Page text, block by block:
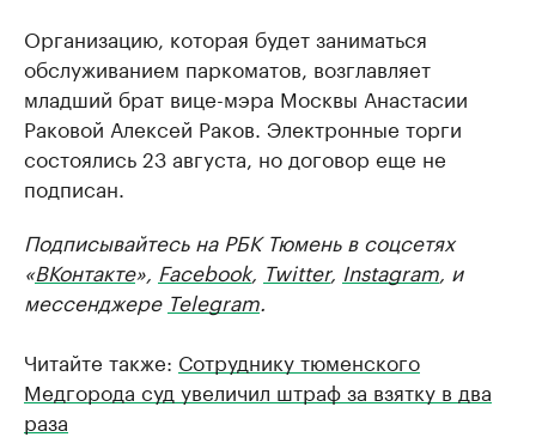
Организацию, которая будет заниматься
обслуживанием паркоматов, возглавляет
младший брат вице-мэра Москвы Анастасии
Раковой Алексей Раков. Электронные торги
состоялись 23 августа, но договор еще не
подписан.
Подписывайтесь на РБК Тюмень в соцсетях
«ВКонтакте», Facebook, Twitter, Instagram , и
мессенджере Telegram
Читайте также: Сотруднику тюменского
Медгорода суд увеличил штраф за взятку в два
раза